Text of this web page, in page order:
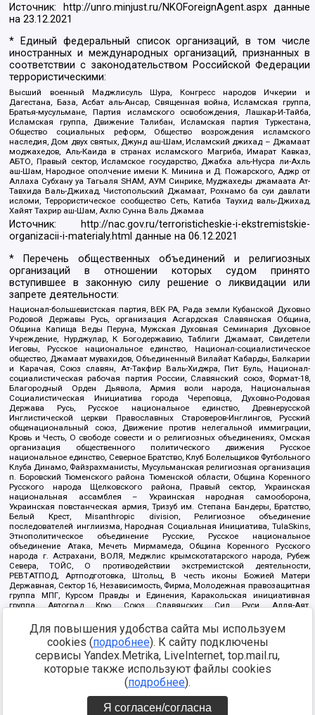
Источник: http://unro.minjust.ru/NKOForeignAgent.aspxданные
на23.12.2021
* Единый федеральный список организаций, в том числе
иностранных и международных организаций, признанных в
соответствии с законодательством Российской Федерации
террористическими:
Высший военный Маджлисуль Шура, Конгресс народов Ичкерии и
Дагестана, База, Асбат аль-Ансар, Священная война, Исламская группа,
Братья-мусульмане, Партия исламского освобождения, Лашкар-И-Тайба,
Исламская группа, Движение Талибан, Исламская партия Туркестана,
Общество социальных реформ, Общество возрождения исламского
наследия, Дом двух святых, Джунд аш-Шам, Исламский джихад – Джамаат
моджахедов, Аль-Каида в странах исламского Магриба, Имарат Кавказ,
АБТО, Правый сектор, Исламское государство, Джабха аль-Нусра ли-Ахль
аш-Шам, Народное ополчение имени К. Минина и Д. Пожарского, Аджр от
Аллаха Субхану уа Тагьаля SHAM, АУМ Синрике, Муджахеды джамаата Ат-
Тавхида Валь-Джихад, Чистопольский Джамаат, Рохнамо ба суи давлати
исломи, Террористическое сообщество Сеть, Катиба Таухид валь-Джихад,
Хайят Тахрир аш-Шам, Ахлю Сунна Валь Джамаа
Источник:
http://nac.gov.ru/terroristicheskie-i-ekstremistskie-
organizacii-i-materialy.html данные на06.12.2021
* Перечень общественных объединений и религиозных
организаций в отношении которых судом принято
вступившее в законную силу решение о ликвидации или
запрете деятельности:
Национал-большевистская партия, ВЕК РА, Рада земли Кубанской Духовно
Родовой Державы Русь, организация Асгардская Славянская Община,
Община Капища Веды Перуна, Мужская Духовная Семинария Духовное
Учреждение, Нурджулар, К Богодержавию, Таблиги Джамаат, Свидетели
Иеговы, Русское национальное единство, Национал-социалистическое
общество, Джамаат мувахидов, Объединенный Вилайат Кабарды, Балкарии
и Карачая, Союз славян, Ат-Такфир Валь-Хиджра, Пит Буль, Национал-
социалистическая рабочая партия России, Славянский союз, Формат-18,
Благородный Орден Дьявола, Армия воли народа, Национальная
Социалистическая Инициатива города Череповца, Духовно-Родовая
Держава Русь, Русское национальное единство, Древнерусской
Инглистической церкви Православных Староверов-Инглингов, Русский
общенациональный союз, Движение против нелегальной иммиграции,
Кровь и Честь, О свободе совести и о религиозных объединениях, Омская
организация общественного политического движения Русское
национальное единство, Северное Братство, Клуб Болельщиков Футбольного
Клуба Динамо, Файзрахманисты, Мусульманская религиозная организация
п. Боровский Тюменского района Тюменской области, Община Коренного
Русского народа Щелковского района, Правый сектор, Украинская
национальная ассамблея – Украинская народная самооборона,
Украинская повстанческая армия, Тризуб им. Степана Бандеры, Братство,
Белый Крест, Misanthropic division, Религиозное объединение
последователей инглиизма, Народная Социальная Инициатива, TulaSkins,
Этнополитическое объединение Русские, Русское национальное
объединение Атака, Мечеть Мирмамеда, Община Коренного Русского
народа г. Астрахани, ВОЛЯ, Меджлис крымскотатарского народа, Рубеж
Севера, ТОЙС, О противодействии экстремистской деятельности,
РЕВТАТПОД, Артподготовка, Штольц, В честь иконы Божией Матери
Державная, Сектор 16, Независимость, Фирма, Молодежная правозащитная
группа МПГ, Курсом Правды и Единения, Каракольская инициативная
группа, Автоград Крю, Союз Славянских Сил Руси, Алля-Аят,
Арестантское уголовное единство, Башкорт, Нация и свобода, W.H.С., Фалунь
Дафа, Иртыш Ultras, Русский Патриотический клуб-Новокузнецк/РПК,
Сибирский державный союз, Фонд борьбы с коррупцией, Фонд защиты прав
граждан, Штабы Навального, Совет граждан СССР Прикубанского округа г.
Краснодара
https://minjust.gov.ru/ru/documents/7822/
Для повышения удобства сайта мы используем
cookies (подробнее). К сайту подключены
сервисы Yandex.Metrika, LiveInternet, top.mail.ru,
которые также используют файлы cookies
(подробнее).
Я согласен/согласна